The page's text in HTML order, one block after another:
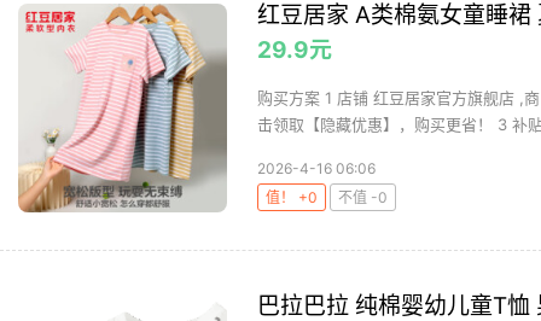
红豆居家 A类棉氨女童睡裙
29.9元
购买方案 1 店铺 红豆居家官方旗舰店 ,
击领取【隐藏优惠】，购买更省！ 3 补
2026-4-16 06:06
值！ +0
不值 -0
巴拉巴拉 纯棉婴幼儿童T